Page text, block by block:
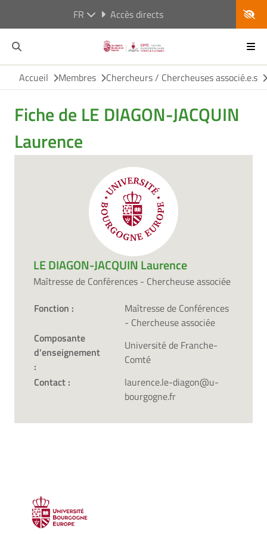
FR Accès directs
Accueil Membres Chercheurs / Chercheuses associé.e.s
Fiche de LE DIAGON-JACQUIN
Laurence
LE DIAGON-JACQUIN Laurence
Maîtresse de Conférences - Chercheuse associée
Fonction :
Maîtresse de Conférences
- Chercheuse associée
Composante
d'enseignement
:
Université de Franche-
Comté
Contact :
laurence.le-diagon@u-
bourgogne.fr